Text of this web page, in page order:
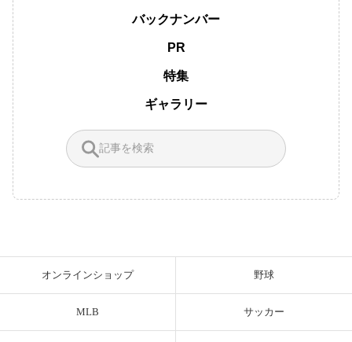
バックナンバー
PR
特集
ギャラリー
オンラインショップ 野球
MLB サッカー